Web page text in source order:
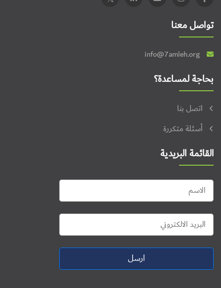
تواصل معنا
info@7amleh.org
بحاجة لمساعدة؟
اتصل بنا
أسئلة متكررة
القائمة البريدية
ارسل